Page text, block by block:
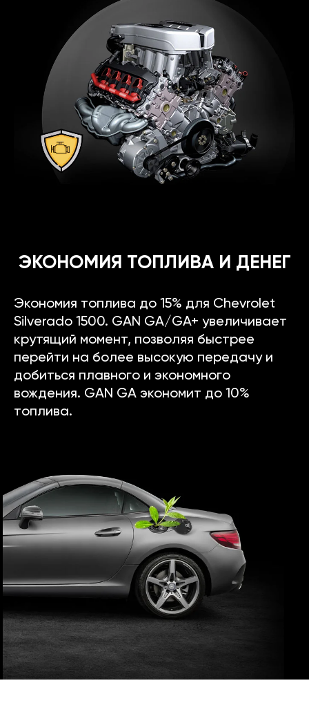
ЭКОНОМИЯ ТОПЛИВА И ДЕНЕГ
Экономия топлива до 15% для Chevrolet
Silverado 1500. GAN GA/GA+ увеличивает
крутящий момент, позволяя быстрее
перейти на более высокую передачу и
добиться плавного и экономного
вождения. GAN GA экономит до 10%
топлива.